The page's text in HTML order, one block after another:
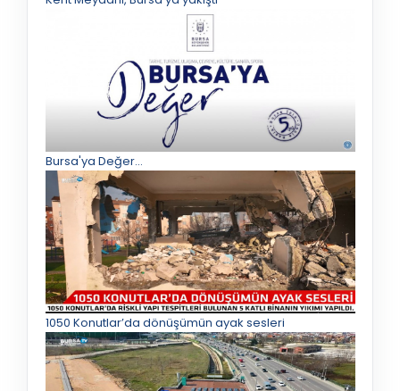
Bursa'ya Değer...
1050 Konutlar’da dönüşümün ayak sesleri